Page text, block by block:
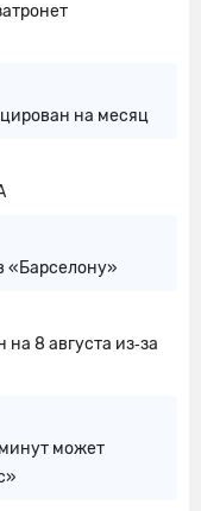
на месяц
«Барселону»
8 августа из‑за
может